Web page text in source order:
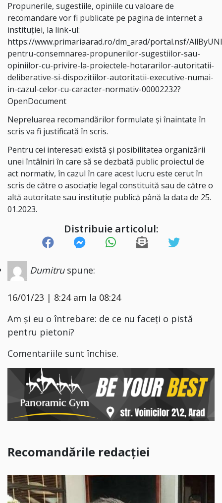
Propunerile, sugestiile, opiniile cu valoare de
recomandare vor fi publicate pe pagina de internet a
instituţiei, la link-ul:
https://www.primariaarad.ro/dm_arad/portal.nsf/
pentru-consemnarea-propunerilor-sugestiilor-sau-
opiniilor-cu-privire-la-proiectele-hotararilor-autoritatii-
deliberative-si-dispozitiilor-autoritatii-executive-numai-
in-cazul-celor-cu-caracter-normativ-00002232?
OpenDocument
Nepreluarea recomandărilor formulate şi înaintate în
scris va fi justificată în scris.
Pentru cei interesati există şi posibilitatea organizării
unei întâlniri în care să se dezbată public proiectul de
act normativ, în cazul în care acest lucru este cerut în
scris de către o asociaţie legal constituită sau de către o
altă autoritate sau instituţie publică până la data de 25.
01.2023.
Distribuie articolul:
Dumitru spune:
16/01/23 | 8:24 am la 08:24
Am și eu o întrebare: de ce nu faceți o pistă
pentru pietoni?
Comentariile sunt închise.
Recomandările redacției